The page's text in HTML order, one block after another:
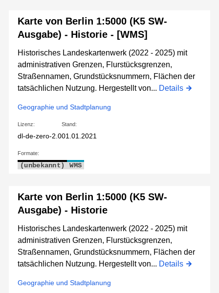
Karte von Berlin 1:5000 (K5 SW-
Ausgabe) - Historie - [WMS]
Historisches Landeskartenwerk (2022 - 2025) mit
administrativen Grenzen, Flurstücksgrenzen,
Straßennamen, Grundstücksnummern, Flächen der
tatsächlichen Nutzung. Hergestellt von... Details
Geographie und Stadtplanung
Lizenz:
dl-de-zero-2.0
Stand:
01.01.2021
Formate:
(unbekannt) WMS
Karte von Berlin 1:5000 (K5 SW-
Ausgabe) - Historie
Historisches Landeskartenwerk (2022 - 2025) mit
administrativen Grenzen, Flurstücksgrenzen,
Straßennamen, Grundstücksnummern, Flächen der
tatsächlichen Nutzung. Hergestellt von... Details
Geographie und Stadtplanung